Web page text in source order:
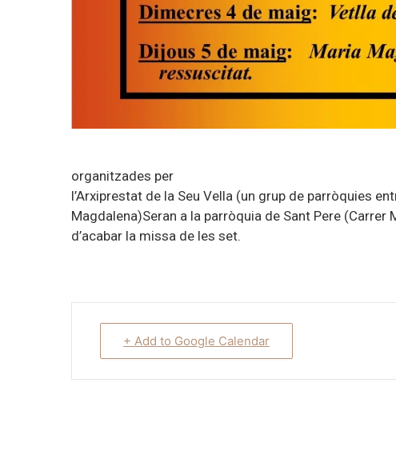
organitzades per
l’Arxiprestat de la Seu Vella (un grup de parròquies
Magdalena)Seran a la parròquia de Sant Pere
d’acabar la missa de les set.
+ Add to Google Calendar